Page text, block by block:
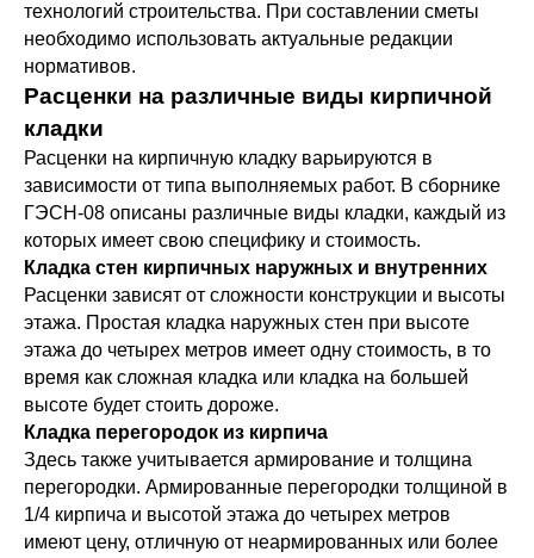
технологий строительства. При составлении сметы
необходимо использовать актуальные редакции
нормативов.
Расценки на различные виды кирпичной
кладки
Расценки на кирпичную кладку варьируются в
зависимости от типа выполняемых работ. В сборнике
ГЭСН-08 описаны различные виды кладки, каждый из
которых имеет свою специфику и стоимость.
Кладка стен кирпичных наружных и внутренних
Расценки зависят от сложности конструкции и высоты
этажа. Простая кладка наружных стен при высоте
этажа до четырех метров имеет одну стоимость, в то
время как сложная кладка или кладка на большей
высоте будет стоить дороже.
Кладка перегородок из кирпича
Здесь также учитывается армирование и толщина
перегородки. Армированные перегородки толщиной в
1/4 кирпича и высотой этажа до четырех метров
имеют цену, отличную от неармированных или более